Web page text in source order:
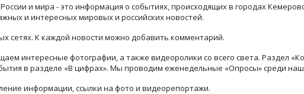
России и мира - это информация о событиях, происходящих в городах
и интересных мировых и российских новостей.
сетях. К каждой новости можно добавить комментарий.
интересные фотографии, а также видеоролики со всего света. Раздел
в разделе «В цифрах». Мы проводим еженедельные «Опросы» среди
информации, ссылки на фото и видеорепортажи.